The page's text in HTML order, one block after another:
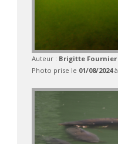
Auteur : Brigitte Fournier
Photo prise le 01/08/2024à